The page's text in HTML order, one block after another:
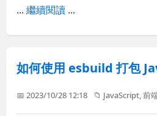
...繼續閱讀 ...
如何使用 esbuild 打包
📅 2023/10/28 12:18 📁 JavaScript ,前